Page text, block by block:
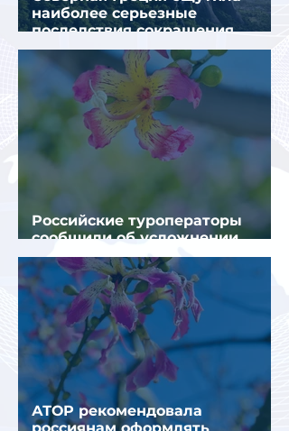
наиболее серьезные
последствия сокращения
турпотока из России
Российские туроператоры
сообщили об усложнении
получения виз в Грецию
АТОР рекомендовала